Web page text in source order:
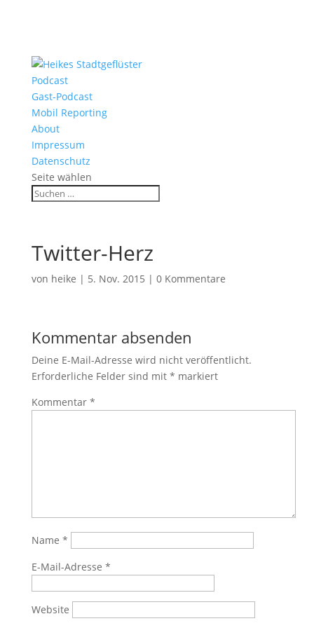
Podcast
Gast-Podcast
Mobil Reporting
About
Impressum
Datenschutz
Seite wählen
Twitter-Herz
von heike | 5. Nov. 2015 | 0 Kommentare
Kommentar absenden
Deine E-Mail-Adresse wird nicht veröffentlicht.
Erforderliche Felder sind mit * markiert
Kommentar *
Name *
E-Mail-Adresse *
Website